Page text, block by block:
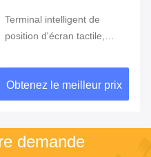
Terminal intelligent de
position d'écran tactile,
lecteur d'empreintes
digitales
Obtenez le meilleur prix
demande